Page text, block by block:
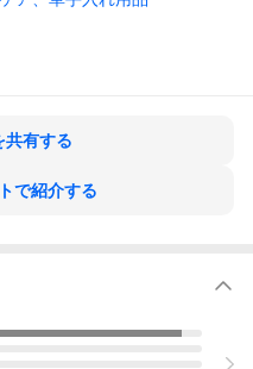
はなく、バクテリアの発
化します。
ぐらんずれめでぃ deostop
ド直輸入 海外正規品) 50g
共有する
で紹介する